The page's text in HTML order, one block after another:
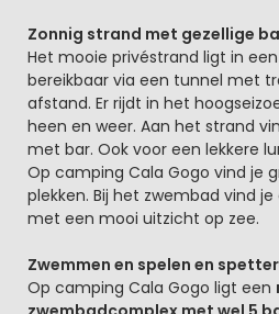
Zonnig strand met gezellige
Het mooie privéstrand ligt in
bereikbaar via een tunnel met
afstand. Er rijdt in het
heen en weer. Aan het strand
met bar. Ook voor een lekkere
Op camping Cala Gogo vind je
plekken. Bij het zwembad vind
met een mooi uitzicht op zee.
Zwemmen en spelen en
Op camping Cala Gogo ligt een